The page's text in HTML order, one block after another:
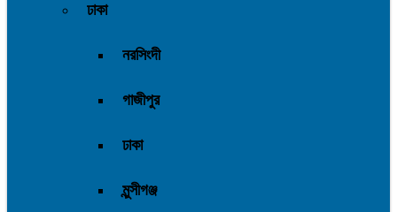
ঢাকা
নরসিংদী
গাজীপুর
ঢাকা
মুন্সীগঞ্জ